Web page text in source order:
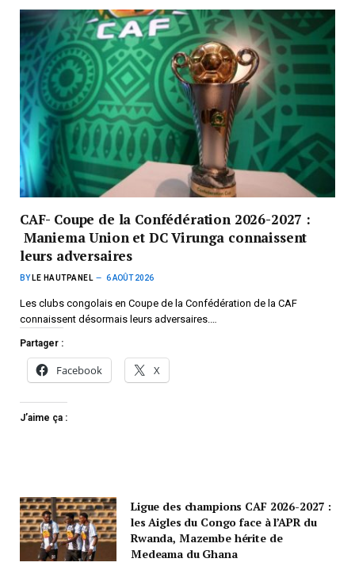
CAF- Coupe de la Confédération 2026-2027 :
Maniema Union et DC Virunga connaissent
leurs adversaires
BY LE HAUTPANEL 6 AOÛT 2026
Les clubs congolais en Coupe de la Confédération de la CAF
connaissent désormais leurs adversaires.…
Partager :
Facebook X
J’aime ça :
Ligue des champions CAF 2026-2027 :
les Aigles du Congo face à l’APR du
Rwanda, Mazembe hérite de
Medeama du Ghana